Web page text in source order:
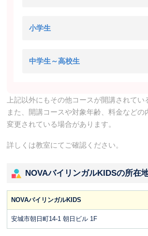
小学生
中学生～高校生
上記以外にもその他コースが開講されてい
また、開講コースや対象年齢、料金などの
変更されている場合があります。
詳しくは教室にてご確認ください。
NOVAバイリンガルKIDSの所在
NOVAバイリンガルKIDS
安城市朝日町14-1 朝日ビル 1F